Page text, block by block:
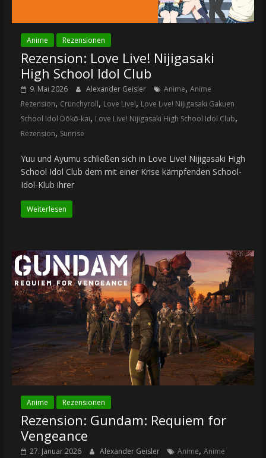
Anime Rezensionen
Rezension: Love Live! Nijigasaki
High School Idol Club
9. Mai 2026 Alexander Geisler Anime, Anime
Rezension, Crunchyroll, Love Live!, Love Live! Nijigasaki Gakuen
School Idol Dōkō-kai, Love Live! Nijigasaki High School Idol Club,
Rezension, Sunrise
Yuu und Ayumu schließen sich in Love Live! Nijigasaki High
School Idol Club dem mit einer Krise kämpfenden School-
Idol-Klub ihrer
Weiterlesen
Anime Rezensionen
Rezension: Gundam: Requiem for
Vengeance
27. Januar 2026 Alexander Geisler Anime, Anime